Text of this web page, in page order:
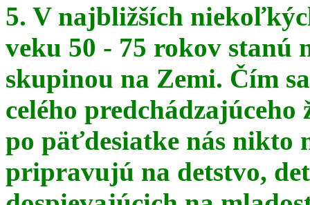
5. V najbližších
veku 50 - 75 rokov stanú
skupinou na Zemi. Čím
celého
po päťdesiatke nás nikto
pripravujú na detstvo,